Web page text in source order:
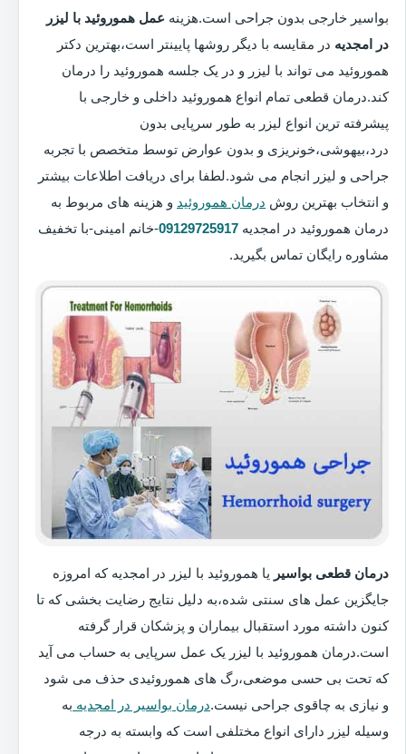
بواسیر خارجی بدون جراحی است.هزینه عمل هموروئید با لیزر
در امجدیه در مقایسه با دیگر روشها پایینتر است،بهترین دکتر
هموروئید می تواند با لیزر و در یک جلسه هموروئید را درمان
کند.درمان قطعی تمام انواع هموروئید داخلی و خارجی با
پیشرفته ترین انواع لیزر به طور سرپایی بدون
درد،بیهوشی،خونریزی و بدون عوارض توسط متخصص با تجربه
جراحی و لیزر انجام می شود.لطفا برای دریافت اطلاعات بیشتر
و انتخاب بهترین روش درمان هموروئید و هزینه های مربوط به
درمان هموروئید در امجدیه 09129725917-خانم امینی-با تخفیف
مشاوره رایگان تماس بگیرید.
درمان قطعی بواسیر یا هموروئید با لیزر در امجدیه که امروزه
جایگزین عمل های سنتی شده،به دلیل نتایج رضایت بخشی که تا
کنون داشته مورد استقبال بیماران و پزشکان قرار گرفته
است.درمان هموروئید با لیزر یک عمل سرپایی به حساب می آید
که تحت بی حسی موضعی،رگ های هموروئیدی حذف می شود
و نیازی به چاقوی جراحی نیست.درمان بواسیر در امجدیه به
وسیله لیزر دارای انواع مختلفی است که وابسته به درجه